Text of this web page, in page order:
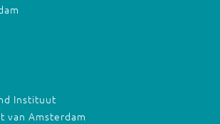
Instituut
van Amsterdam